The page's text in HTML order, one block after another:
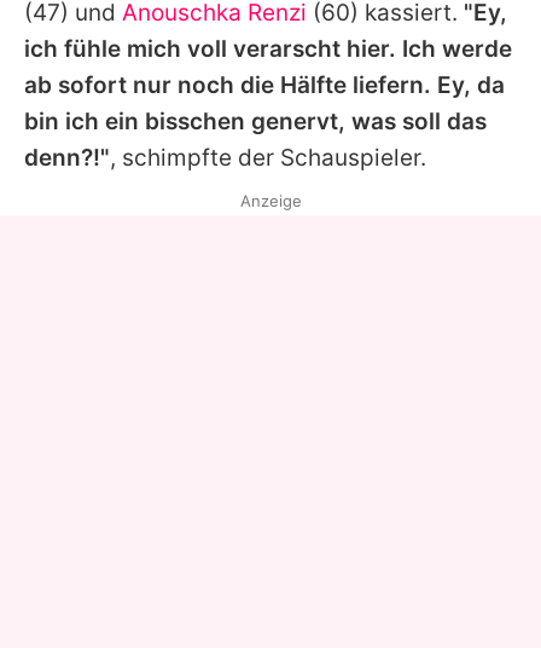
(47) und Anouschka Renzi (60) kassiert. "Ey,
ich fühle mich voll verarscht hier. Ich werde
ab sofort nur noch die Hälfte liefern. Ey, da
bin ich ein bisschen genervt, was soll das
denn?!", schimpfte der Schauspieler.
Anzeige